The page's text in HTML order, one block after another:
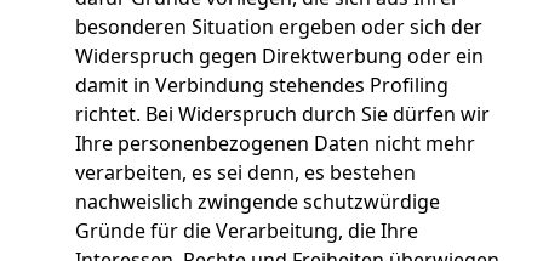
besonderen Situation ergeben oder sich der
Widerspruch gegen Direktwerbung oder ein
damit in Verbindung stehendes Profiling
richtet. Bei Widerspruch durch Sie dürfen wir
Ihre personenbezogenen Daten nicht mehr
verarbeiten, es sei denn, es bestehen
nachweislich zwingende schutzwürdige
Gründe für die Verarbeitung, die Ihre